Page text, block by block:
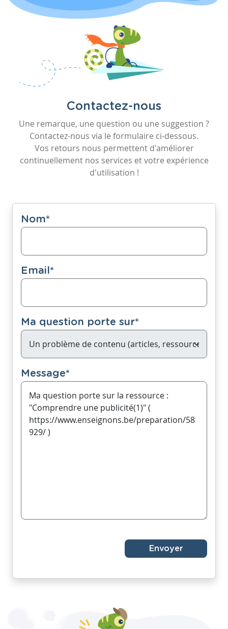
Contactez-nous
Une remarque, une question ou une suggestion ?
Contactez-nous via le formulaire ci-dessous.
Vos retours nous permettent d'améliorer
continuellement nos services et votre expérience
d'utilisation !
Nom*
Email*
Ma question porte sur*
Message*
Envoyer